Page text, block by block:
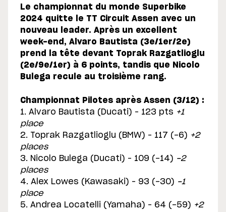
Le championnat du monde Superbike
2024 quitte le TT Circuit Assen avec un
nouveau leader. Après un excellent
week-end, Alvaro Bautista (3e/1er/2e)
prend la tête devant Toprak Razgatlioglu
(2e/9e/1er) à 6 points, tandis que Nicolo
Bulega recule au troisième rang.
Championnat Pilotes après Assen (3/12) :
1. Alvaro Bautista (Ducati) – 123 pts +1
place
2. Toprak Razgatlioglu (BMW) – 117 (-6) +2
places
3. Nicolo Bulega (Ducati) – 109 (-14) -2
places
4. Alex Lowes (Kawasaki) – 93 (-30) -1
place
5. Andrea Locatelli (Yamaha) – 64 (-59) +2